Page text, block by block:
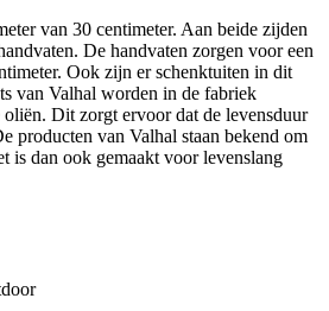
van 30 centimeter. Aan beide zijden
De handvaten zorgen voor een
Ook zijn er schenktuiten in dit
van Valhal worden in de fabriek
Dit zorgt ervoor dat de levensduur
producten van Valhal staan bekend om
is dan ook gemaakt voor levenslang